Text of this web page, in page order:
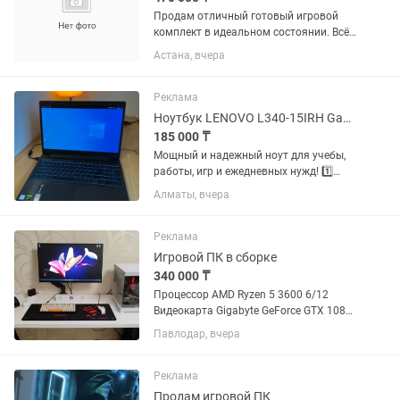
Продам отличный готовый игровой
комплект в идеальном состоянии. Всё
собиралось и настраивалось для себя,
работает абсолютно тихо, без
Справляемся с любыми
современными...
Астана, вчера
Реклама
Ноутбук LENOVO L340-15IRH Gaming (i5 /GTX1650 /16gb /SSD 500gb /HDD 1tb)
185 000 ₸
Мощный и надежный ноут для учебы,
работы, игр и ежедневных нужд! 1️⃣
ХАРАКТЕРИСТИКИ | Процессор: Intel
Core i5-9300H 4.10 GHz | Видеокарта:
встроенная Intel UHD...
Алматы, вчера
Реклама
Игровой ПК в сборке
340 000 ₸
Процессор AMD Ryzen 5 3600 6/12
Видеокарта Gigabyte GeForce GTX 1080
Ti AORUS 11gb Материнка MSI B550M
PRO-VDH WIFI Оперативная память
SSD накопитель 512 GB...
Павлодар, вчера
Реклама
Продам игровой ПК